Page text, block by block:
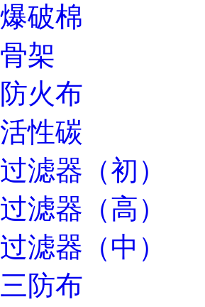
爆破棉
骨架
防火布
活性碳
过滤器（初）
过滤器（高）
过滤器（中）
三防布